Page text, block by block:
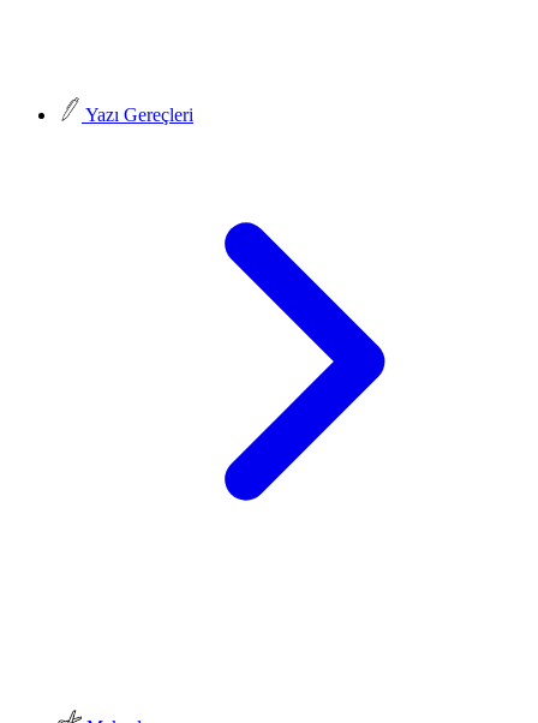
Yazı Gereçleri